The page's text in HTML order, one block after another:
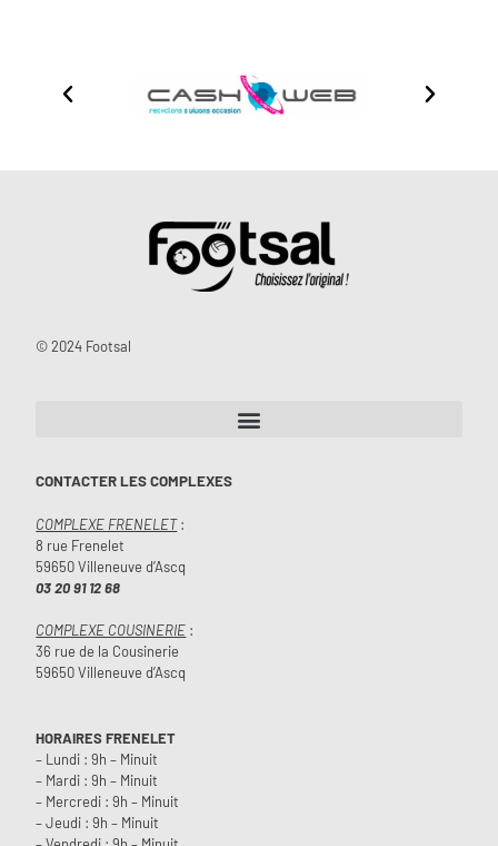
© 2024 Footsal
CONTACTER LES COMPLEXES
COMPLEXE FRENELET:
8 rue Frenelet
59650 Villeneuve d’Ascq
03 20 91 12 68
COMPLEXE COUSINERIE :
36 rue de la Cousinerie
59650 Villeneuve d’Ascq
HORAIRES FRENELET
– Lundi : 9h – Minuit
– Mardi : 9h – Minuit
– Mercredi : 9h – Minuit
– Jeudi : 9h – Minuit